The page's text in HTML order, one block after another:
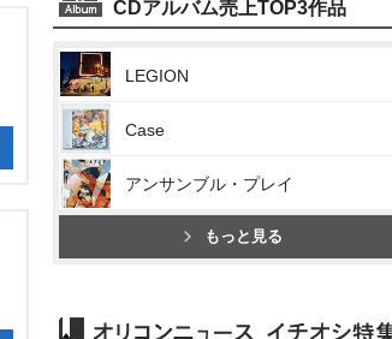
CDアルバム売上TOP3作品
LEGION
Case
アンサンブル・プレイ
もっと見る